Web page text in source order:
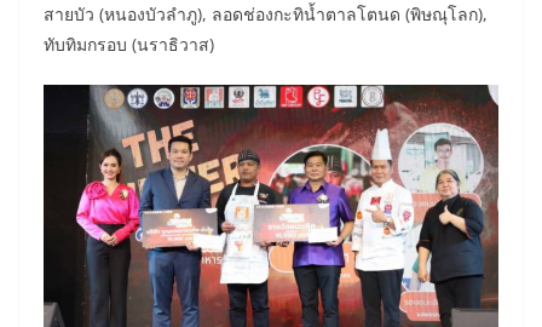
สายบัว (หนองบัวลำภู), ลอดช่องกะทิน้ำตาลโตนด (พิษณุโลก),
ทับทิมกรอบ (นราธิวาส)